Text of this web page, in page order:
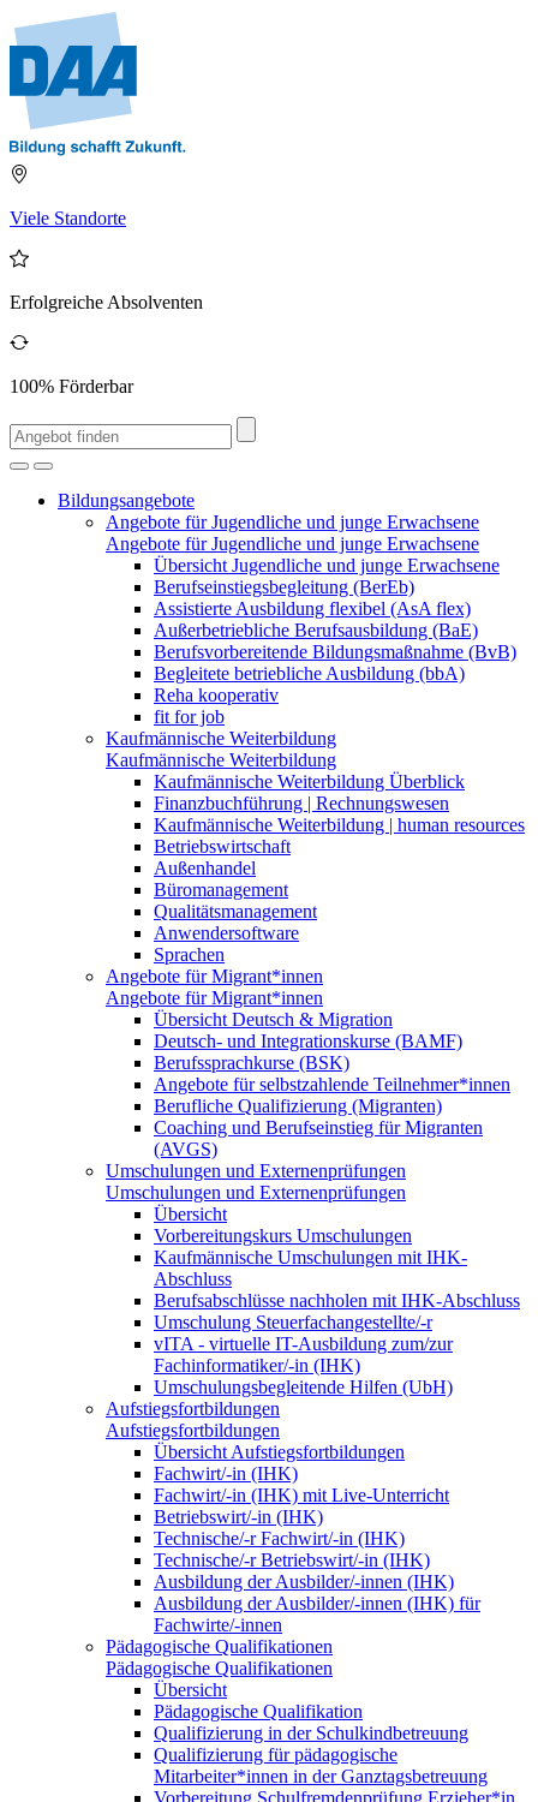
Viele Standorte
Erfolgreiche Absolventen
100% Förderbar
Bildungsangebote
Angebote für Jugendliche und junge Erwachsene
Angebote für Jugendliche und junge Erwachsene
Übersicht Jugendliche und junge Erwachsene
Berufseinstiegsbegleitung (BerEb)
Assistierte Ausbildung flexibel (AsA flex)
Außerbetriebliche Berufsausbildung (BaE)
Berufsvorbereitende Bildungsmaßnahme (BvB)
Begleitete betriebliche Ausbildung (bbA)
Reha kooperativ
fit for job
Kaufmännische Weiterbildung
Kaufmännische Weiterbildung
Kaufmännische Weiterbildung Überblick
Finanzbuchführung | Rechnungswesen
Kaufmännische Weiterbildung | human resources
Betriebswirtschaft
Außenhandel
Büromanagement
Qualitätsmanagement
Anwendersoftware
Sprachen
Angebote für Migrant*innen
Angebote für Migrant*innen
Übersicht Deutsch & Migration
Deutsch- und Integrationskurse (BAMF)
Berufssprachkurse (BSK)
Angebote für selbstzahlende Teilnehmer*innen
Berufliche Qualifizierung (Migranten)
Coaching und Berufseinstieg für Migranten
(AVGS)
Umschulungen und Externenprüfungen
Umschulungen und Externenprüfungen
Übersicht
Vorbereitungskurs Umschulungen
Kaufmännische Umschulungen mit IHK-
Abschluss
Berufsabschlüsse nachholen mit IHK-Abschluss
Umschulung Steuerfachangestellte/-r
vITA - virtuelle IT-Ausbildung zum/zur
Fachinformatiker/-in (IHK)
Umschulungsbegleitende Hilfen (UbH)
Aufstiegsfortbildungen
Aufstiegsfortbildungen
Übersicht Aufstiegsfortbildungen
Fachwirt/-in (IHK)
Fachwirt/-in (IHK) mit Live-Unterricht
Betriebswirt/-in (IHK)
Technische/-r Fachwirt/-in (IHK)
Technische/-r Betriebswirt/-in (IHK)
Ausbildung der Ausbilder/-innen (IHK)
Ausbildung der Ausbilder/-innen (IHK) für
Fachwirte/-innen
Pädagogische Qualifikationen
Pädagogische Qualifikationen
Übersicht
Pädagogische Qualifikation
Qualifizierung in der Schulkindbetreuung
Qualifizierung für pädagogische
Mitarbeiter*innen in der Ganztagsbetreuung
Vorbereitung Schulfremdenprüfung Erzieher*in